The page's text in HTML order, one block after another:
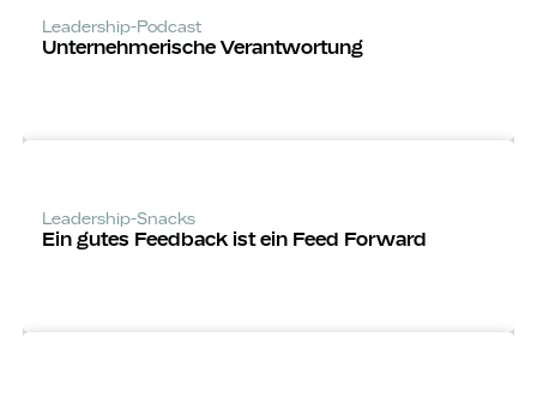
Leadership-Podcast
Unternehm­erische Verantwortung
Leadership-Snacks
Ein gutes Feedback ist ein Feed Forward